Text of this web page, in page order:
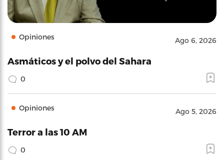
Opiniones Ago 6, 2026
Asmáticos y el polvo del Sahara
0
Opiniones Ago 5, 2026
Terror a las 10 AM
0